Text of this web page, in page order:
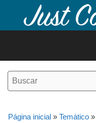
contenido
Página inicial » Temático »